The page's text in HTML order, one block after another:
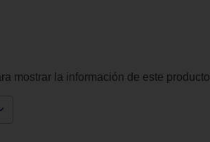
mostrar la información de este producto